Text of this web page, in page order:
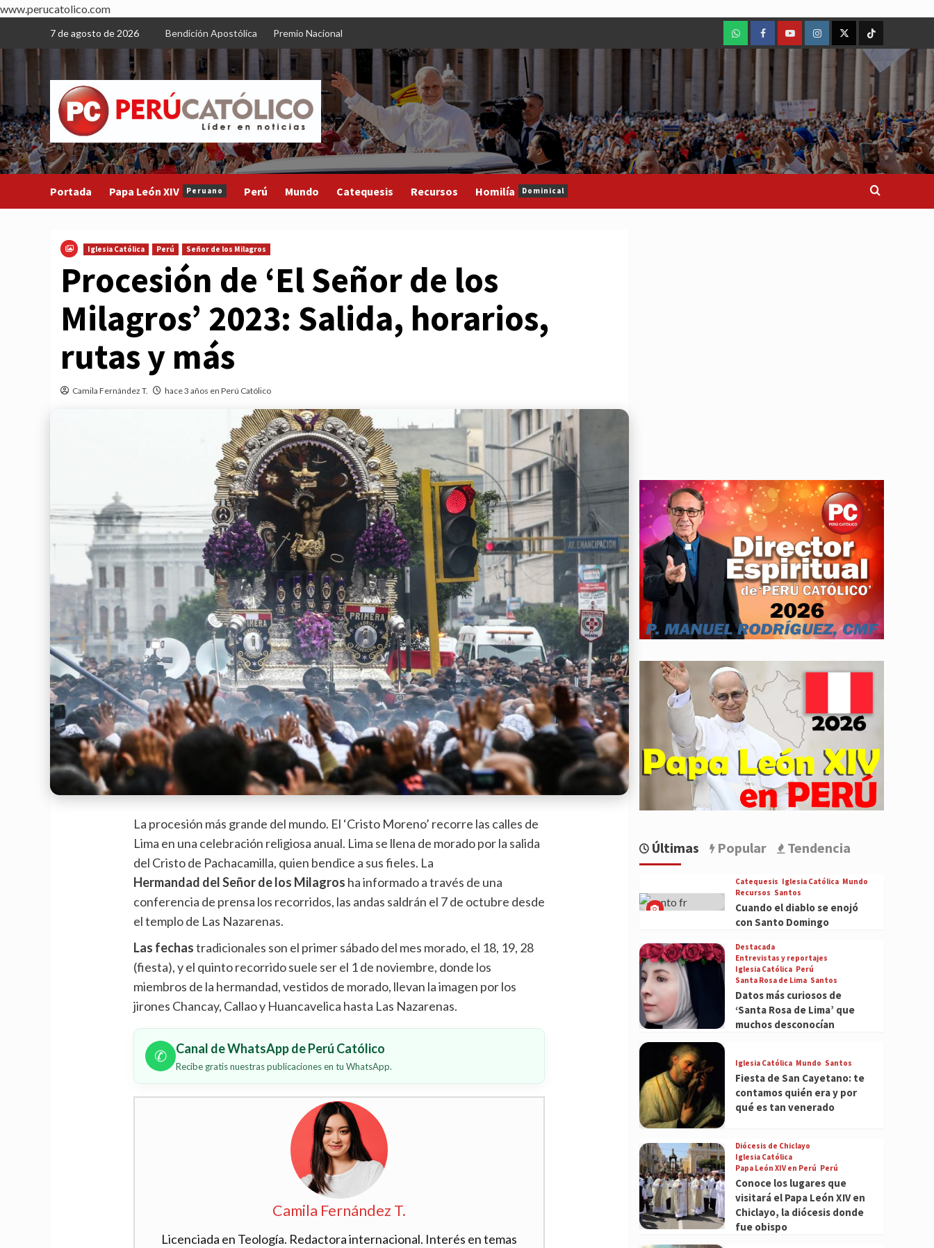
www.perucatolico.com
content
7 de agosto de 2026 Bendición Apostólica Premio Nacional
WhatsAppFacebookYoutubeInstagram
X TikTok
Portada Papa León XIV Peruano Perú Mundo Catequesis Recursos Homilía Dominical
Iglesia Católica Perú Señor de los Milagros
Procesión de ‘El Señor de los
Milagros’ 2023: Salida, horarios,
rutas y más
Camila Fernández T. hace 3 años en Perú Católico
La procesión más grande del mundo. El ‘Cristo Moreno’ recorre las calles de
Lima en una celebración religiosa anual. Lima se llena de morado por la salida
del Cristo de Pachacamilla, quien bendice a sus fieles. La
Hermandad del Señor de los Milagros ha informado a través de una
conferencia de prensa los recorridos, las andas saldrán el 7 de octubre desde
el templo de Las Nazarenas.
Las fechastradicionales son el primer sábado del mes morado, el 18, 19, 28
(fiesta), y el quinto recorrido suele ser el 1 de noviembre, donde los
miembros de la hermandad, vestidos de morado, llevan la imagen por los
jirones Chancay, Callao y Huancavelica hasta Las Nazarenas.
✆ Canal de WhatsApp de Perú Católico
Recibe gratis nuestras publicaciones en tu WhatsApp.
Camila Fernández T.
Licenciada en Teología. Redactora internacional. Interés en temas
Últimas Popular Tendencia
Catequesis Iglesia Católica Mundo
Recursos Santos
Cuando el diablo se enojó
con Santo Domingo
Destacada
Entrevistas y reportajes
Iglesia Católica Perú
Santa Rosa de Lima Santos
Datos más curiosos de
‘Santa Rosa de Lima’ que
muchos desconocían
Iglesia Católica Mundo Santos
Fiesta de San Cayetano: te
contamos quién era y por
qué es tan venerado
Diócesis de Chiclayo
Iglesia Católica
Papa León XIV en Perú Perú
Conoce los lugares que
visitará el Papa León XIV en
Chiclayo, la diócesis donde
fue obispo